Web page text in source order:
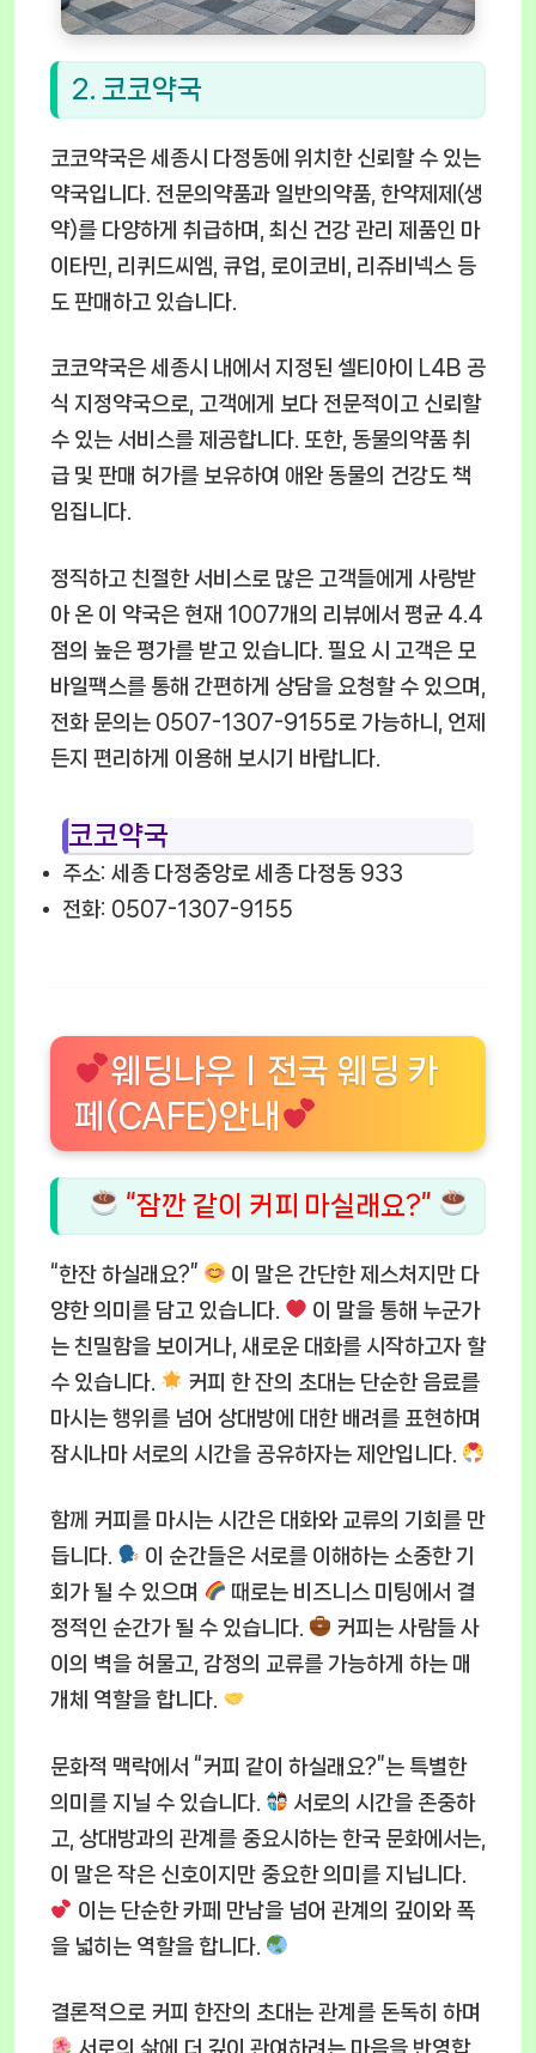
2. 코코약국
코코약국은 세종시 다정동에 위치한 신뢰할 수 있는
약국입니다. 전문의약품과 일반의약품, 한약제제(생
약)를 다양하게 취급하며, 최신 건강 관리 제품인 마
이타민, 리퀴드씨엠, 큐업, 로이코비, 리쥬비넥스 등
도 판매하고 있습니다.
코코약국은 세종시 내에서 지정된 셀티아이 L4B 공
식 지정약국으로, 고객에게 보다 전문적이고 신뢰할
수 있는 서비스를 제공합니다. 또한, 동물의약품 취
급 및 판매 허가를 보유하여 애완 동물의 건강도 책
임집니다.
정직하고 친절한 서비스로 많은 고객들에게 사랑받
아 온 이 약국은 현재 1007개의 리뷰에서 평균 4.4
점의 높은 평가를 받고 있습니다. 필요 시 고객은 모
바일팩스를 통해 간편하게 상담을 요청할 수 있으며,
전화 문의는 0507-1307-9155로 가능하니, 언제
든지 편리하게 이용해 보시기 바랍니다.
코코약국
주소: 세종 다정중앙로 세종 다정동 933
전화: 0507-1307-9155
웨딩나우ㅣ전국 웨딩 카
페(CAFE)안내
“잠깐 같이 커피 마실래요?”
“한잔 하실래요?”
이 말은 간단한 제스처지만 다
양한 의미를 담고 있습니다.
이 말을 통해 누군가
는 친밀함을 보이거나, 새로운 대화를 시작하고자 할
수 있습니다.
커피 한 잔의 초대는 단순한 음료를
마시는 행위를 넘어 상대방에 대한 배려를 표현하며
잠시나마 서로의 시간을 공유하자는 제안입니다.
함께 커피를 마시는 시간은 대화와 교류의 기회를 만
듭니다.
이 순간들은 서로를 이해하는 소중한 기
회가 될 수 있으며
때로는 비즈니스 미팅에서 결
정적인 순간가 될 수 있습니다.
커피는 사람들 사
이의 벽을 허물고, 감정의 교류를 가능하게 하는 매
개체 역할을 합니다.
문화적 맥락에서 “커피 같이 하실래요?”는 특별한
의미를 지닐 수 있습니다.
서로의 시간을 존중하
고, 상대방과의 관계를 중요시하는 한국 문화에서는,
이 말은 작은 신호이지만 중요한 의미를 지닙니다.
이는 단순한 카페 만남을 넘어 관계의 깊이와 폭
을 넓히는 역할을 합니다.
결론적으로 커피 한잔의 초대는 관계를 돈독히 하며
서로의 삶에 더 깊이 관여하려는 마음을 반영합